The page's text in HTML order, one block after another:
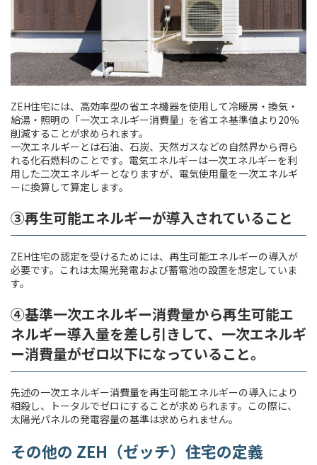
ZEH住宅には、高効率型の省エネ機器を使用して冷暖房・換気・
給湯・照明の「一次エネルギー消費量」を省エネ基準値より20％
削減することが求められます。
一次エネルギーとは石油、石炭、天然ガスなどの自然界から得ら
れる化石燃料のことです。電気エネルギーは一次エネルギーを利
用した二次エネルギーとなりますが、電気使用量を一次エネルギ
ーに換算して算定します。
③再生可能エネルギーが導入されていること
ZEH住宅の認定を受けるためには、再生可能エネルギーの導入が
必要です。これは太陽光発電および蓄電池の設置を想定していま
す。
④基準一次エネルギー消費量から再生可能エ
ネルギー導入量を差し引きして、一次エネルギ
ー消費量がゼロ以下になっていること。
先述の一次エネルギー消費量を再生可能エネルギーの導入により
相殺し、トータルでゼロにすることが求められます。この際に、
太陽光パネルの発電容量の基準は求められません。
その他の ZEH（ゼッチ）住宅の定義